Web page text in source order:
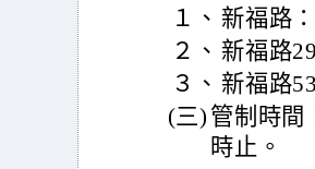
１、 新福路
２、 新福路
３、 新福路
(三) 管制時間
時止。